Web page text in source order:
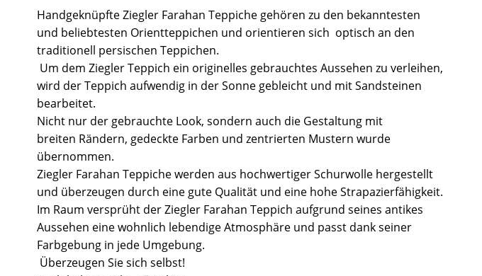
Handgeknüpfte Ziegler Farahan Teppiche gehören zu den bekanntesten
und beliebtesten Orientteppichen und orientieren sich optisch an den
traditionell persischen Teppichen.
Um dem Ziegler Teppich ein originelles gebrauchtes Aussehen zu verleihen,
wird der Teppich aufwendig in der Sonne gebleicht und mit Sandsteinen
bearbeitet.
Nicht nur der gebrauchte Look, sondern auch die Gestaltung mit
breiten Rändern, gedeckte Farben und zentrierten Mustern wurde
übernommen.
Ziegler Farahan Teppiche werden aus hochwertiger Schurwolle hergestellt
und überzeugen durch eine gute Qualität und eine hohe Strapazierfähigkeit.
Im Raum versprüht der Ziegler Farahan Teppich aufgrund seines antikes
Aussehen eine wohnlich lebendige Atmosphäre und passt dank seiner
Farbgebung in jede Umgebung.
Überzeugen Sie sich selbst!